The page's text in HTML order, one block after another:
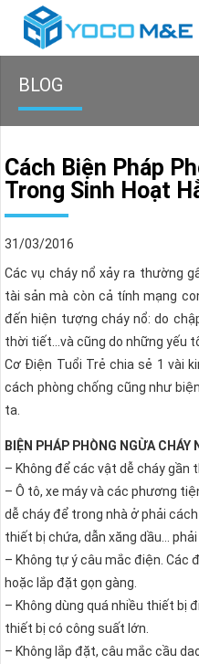
BLOG
Cách Biện Pháp
Trong Sinh Hoạt
31/03/2016
Các vụ cháy nổ xảy ra thường
tài sản mà còn cả tính mạng
đến hiện tượng cháy nổ: do
thời tiết…và cũng do những yếu
Cơ Điện Tuổi Trẻ chia sẻ 1 vài
cách phòng chống cũng như
ta.
BIỆN PHÁP PHÒNG NGỪA CHÁY
– Không để các vật dễ cháy
– Ô tô, xe máy và các phương
dễ cháy để trong nhà ở phải
thiết bị chứa, dẫn xăng dầu…
– Không tự ý câu mắc điện. Các
hoặc lắp đặt gọn gàng.
– Không dùng quá nhiều thiết bị
thiết bị có công suất lớn.
– Không lắp đặt, câu mắc cầu